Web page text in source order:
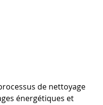
de nettoyage
énergétiques et